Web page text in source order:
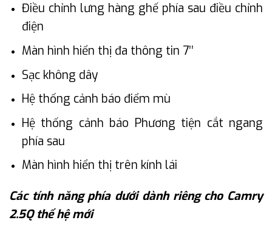
Điều chỉnh lưng hàng ghế phía sau điều chỉnh
điện
Màn hình hiển thị đa thông tin 7’’
Sạc không dây
Hệ thống cảnh báo điểm mù
Hệ thống cảnh báo Phương tiện cắt ngang
phía sau
Màn hình hiển thị trên kính lái
Các tính năng phía dưới dành riêng cho Camry
2.5Q thế hệ mới